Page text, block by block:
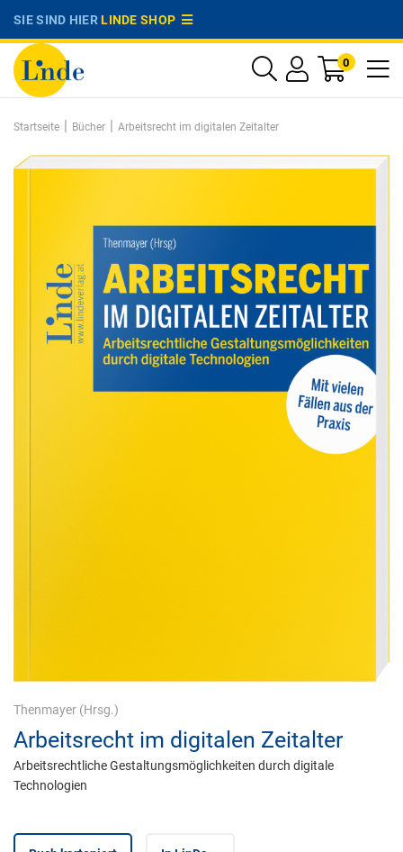
SIE SIND HIERLINDE SHOP
0
Startseite | Bücher | Arbeitsrecht im digitalen Zeitalter
Thenmayer (Hrsg.)
Arbeitsrecht im digitalen Zeitalter
Arbeitsrechtliche Gestaltungsmöglichkeiten durch digitale
Technologien